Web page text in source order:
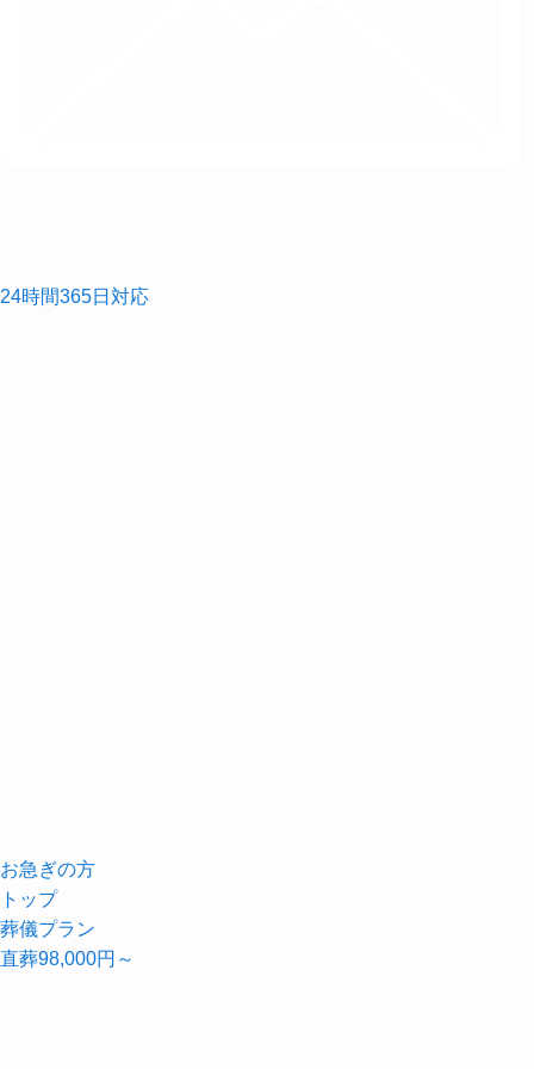
24時間365日対応
お急ぎの方
トップ
葬儀プラン
直葬98,000円～